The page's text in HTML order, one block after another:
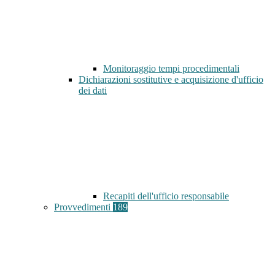
Monitoraggio tempi procedimentali
Dichiarazioni sostitutive e acquisizione d'ufficio
dei dati
Recapiti dell'ufficio responsabile
Provvedimenti 189